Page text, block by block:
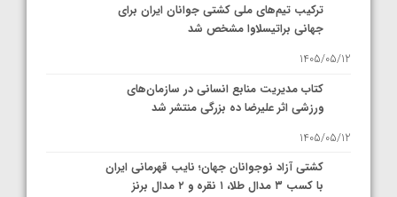
ترکیب تیم‌های ملی کشتی جوانان ایران برای
جهانی براتیسلاوا مشخص شد
1405/05/12
کتاب مدیریت منابع انسانی در سازمان‌های
ورزشی اثر علیرضا ده بزرگی منتشر شد
1405/05/12
کشتی آزاد نوجوانان جهان؛ نایب قهرمانی ایران
با کسب ۳ مدال طلا، ۱ نقره و ۲ مدال برنز